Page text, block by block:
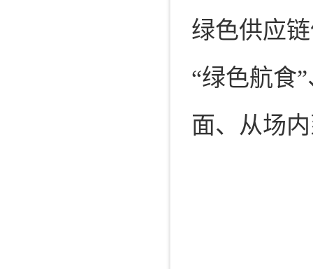
绿色供应
“绿色航食
面、从场